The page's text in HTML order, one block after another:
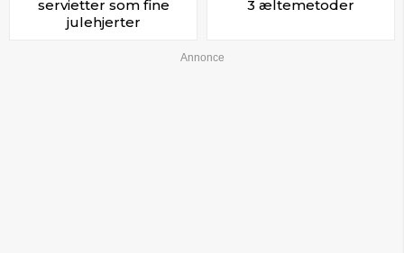
servietter som fine
julehjerter
3 æltemetoder